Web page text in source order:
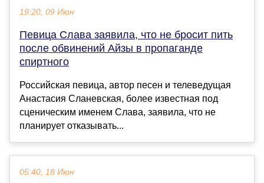
19:20, 09 Июн
Певица Слава заявила, что не бросит пить
после обвинений Айзы в пропаганде
спиртного
Российская певица, автор песен и телеведущая
Анастасия Сланевская, более известная под
сценическим именем Слава, заявила, что не
планирует отказывать...
05:40, 18 Июн